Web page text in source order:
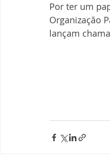
Por ter um
Organização
lançam